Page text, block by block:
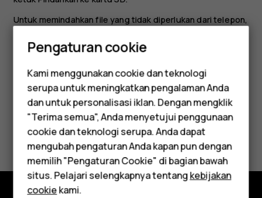
Smartphone
Feature phones
Aksesori
Tablet
Untuk memindahkan file yang tidak diperlukan dari telepon,
duplikat atau file besar.
Apakah ini membantu?
Ya Tidak
Pengaturan cookie
Kami menggunakan cookie dan teknologi
serupa untuk meningkatkan pengalaman Anda
dan untuk personalisasi iklan. Dengan mengklik
"Terima semua", Anda menyetujui penggunaan
cookie dan teknologi serupa. Anda dapat
mengubah pengaturan Anda kapan pun dengan
memilih "Pengaturan Cookie" di bagian bawah
situs. Pelajari selengkapnya tentangkebijakan
cookiekami.